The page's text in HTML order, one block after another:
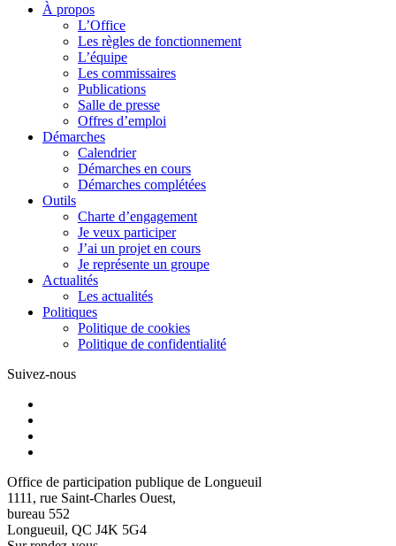
À propos
L’Office
Les règles de fonctionnement
L’équipe
Les commissaires
Publications
Salle de presse
Offres d’emploi
Démarches
Calendrier
Démarches en cours
Démarches complétées
Outils
Charte d’engagement
Je veux participer
J’ai un projet en cours
Je représente un groupe
Actualités
Les actualités
Politiques
Politique de cookies
Politique de confidentialité
Suivez-nous
Office de participation publique de Longueuil
1111, rue Saint-Charles Ouest,
bureau 552
Longueuil, QC J4K 5G4